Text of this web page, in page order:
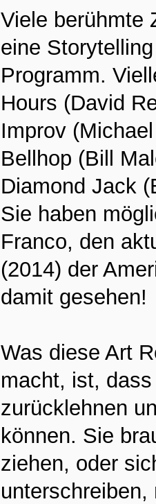
Viele berühmte
eine
Programm.
Hours (David
Improv
Bellhop (Bill
Diamond Jack
Sie haben
Franco, den
(2014) der
damit gesehen!
Was diese Art
macht, ist,
zurücklehnen
können. Sie
ziehen, oder